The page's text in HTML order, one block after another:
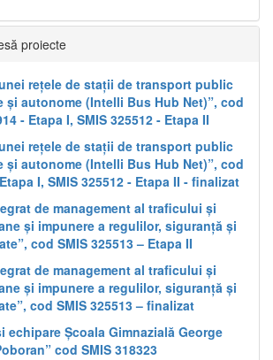
proiecte
rețele de stații de transport public
și autonome (Intelli Bus Hub Net)”, cod
- Etapa I, SMIS 325512 - Etapa II
rețele de stații de transport public
și autonome (Intelli Bus Hub Net)”, cod
I, SMIS 325512 - Etapa II - finalizat
de management al traficului și
și impunere a regulilor, siguranță și
cod SMIS 325513 – Etapa II
de management al traficului și
și impunere a regulilor, siguranță și
cod SMIS 325513 – finalizat
echipare Școala Gimnazială George
cod SMIS 318323